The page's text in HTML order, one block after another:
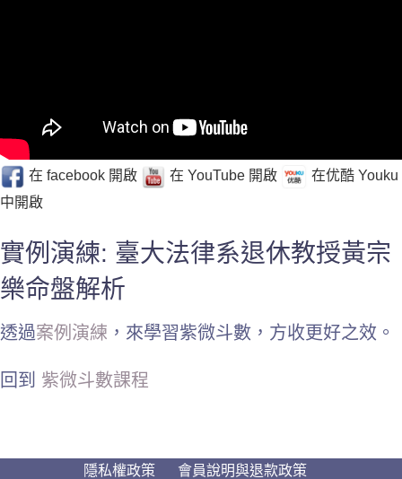
在 facebook 開啟 在 YouTube 開啟
在优酷 Youku
中開啟
實例演練: 臺大法律系退休教授黃宗
樂命盤解析
透過案例演練 ，來學習紫微斗數，方收更好之效。
回到 紫微斗數課程
隱私權政策 會員說明與退款政策